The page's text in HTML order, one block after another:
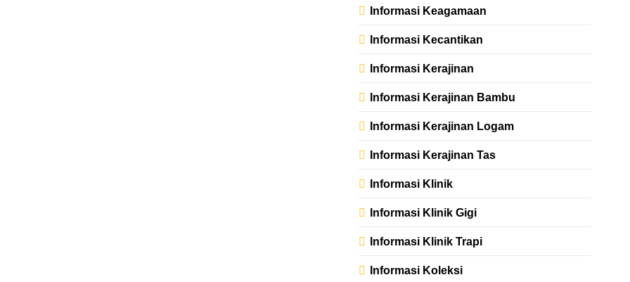
Informasi Keagamaan
Informasi Kecantikan
Informasi Kerajinan
Informasi Kerajinan Bambu
Informasi Kerajinan Logam
Informasi Kerajinan Tas
Informasi Klinik
Informasi Klinik Gigi
Informasi Klinik Trapi
Informasi Koleksi